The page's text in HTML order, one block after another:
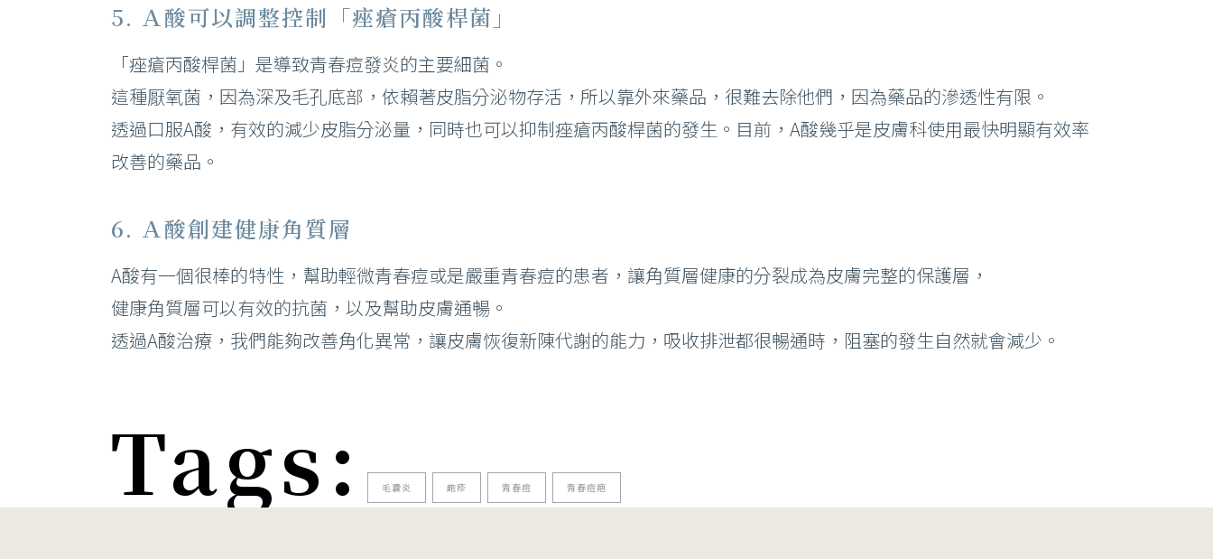
5. Ａ酸可以調整控制「痤瘡丙酸桿菌」
「痤瘡丙酸桿菌」是導致青春痘發炎的主要細菌。
這種厭氧菌，因為深及毛孔底部，依賴著皮脂分泌物存活，所以靠外來藥品，很難去除他們，因為藥品的滲透性有限。
透過口服A酸，有效的減少皮脂分泌量，同時也可以抑制痤瘡丙酸桿菌的發生。目前，A酸幾乎是皮膚科使用最快明顯有效率
改善的藥品。
6. Ａ酸創建健康角質層
A酸有一個很棒的特性，幫助輕微青春痘或是嚴重青春痘的患者，讓角質層健康的分裂成為皮膚完整的保護層，
健康角質層可以有效的抗菌，以及幫助皮膚通暢。
透過A酸治療，我們能夠改善角化異常，讓皮膚恢復新陳代謝的能力，吸收排泄都很暢通時，阻塞的發生自然就會減少。
Tags: 毛囊炎 皰疹 青春痘 青春痘疤